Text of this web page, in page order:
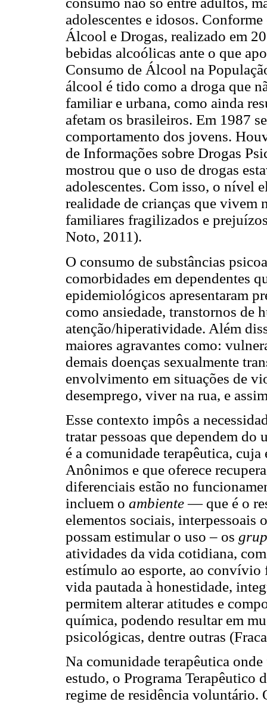
adolescentes e idosos.
Álcool e Drogas, realizado em
bebidas alcoólicas ante o que
Consumo de Álcool na
álcool é tido como a droga que
familiar e urbana, como ainda
afetam os brasileiros. Em 1987
comportamento dos jovens.
de Informações sobre Drogas
mostrou que o uso de drogas
adolescentes. Com isso, o nível
realidade de crianças que vivem
familiares fragilizados e
Noto, 2011).
O consumo de substâncias
comorbidades em dependentes
epidemiológicos apresentaram
como ansiedade, transtornos de
atenção/hiperatividade. Além
maiores agravantes como:
demais doenças sexualmente
envolvimento em situações de
desemprego, viver na rua, e
Esse contexto impôs a
tratar pessoas que dependem do
é a comunidade terapêutica,
Anônimos e que oferece
diferenciais estão no
incluem o ambiente— que é o
elementos sociais, interpessoais
possam estimular o uso – os
atividades da vida cotidiana,
estímulo ao esporte, ao
vida pautada à honestidade,
permitem alterar atitudes e
química, podendo resultar em
psicológicas, dentre outras
Na comunidade terapêutica
estudo, o Programa Terapêutico
regime de residência